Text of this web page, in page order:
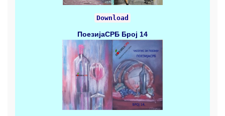
Download
ПоезијаСРБ Број 14